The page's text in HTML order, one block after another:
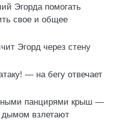
Эгорда помогать
свое и общее
Эгорд через стену
— на бегу отвечает
панцирями крыш —
дымом взлетают